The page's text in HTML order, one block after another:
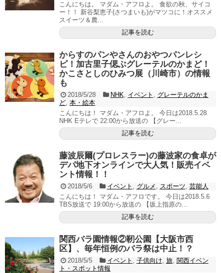
こんにちは。 マダム・アフロよ。 食欲の秋、サイコ
ー！！ 新谷梨恵子(さつまいも)がマツコに！オススメ
スイーツ＆農...
記事を読む
からすのパンやさんのおやつパンレシ
ピ！加古里子偲ぶグレーテルのかまど！
かこさとしのひみつ展（川崎市）の情報
も
2018/5/28 NHK, イベント , グレーテルのかま
ど, 本・絵本
こんにちは！ マダム・アフロよ。 今日は2018.5.28
NHK Eテレで 22:00から放送の 【グレー...
記事を読む
藤波辰爾(プロレスラー)の藤波家の食卓が
デパ地下オンラインで大人気！販売イベ
ント情報！！
2018/5/6 イベント , グルメ , スポーツ, 芸能人
こんにちは！ マダム・アフロです。 今日は2018.5.6
TBS放送で 19:00から放送の 【坂上指原の...
記事を読む
関西バラ園情報②靭公園【大阪市西
区】、毎年恒例のバラ祭は中止！？
2018/5/5 イベント , 子供向け, 旅, 関西イベン
ト・スポット情報